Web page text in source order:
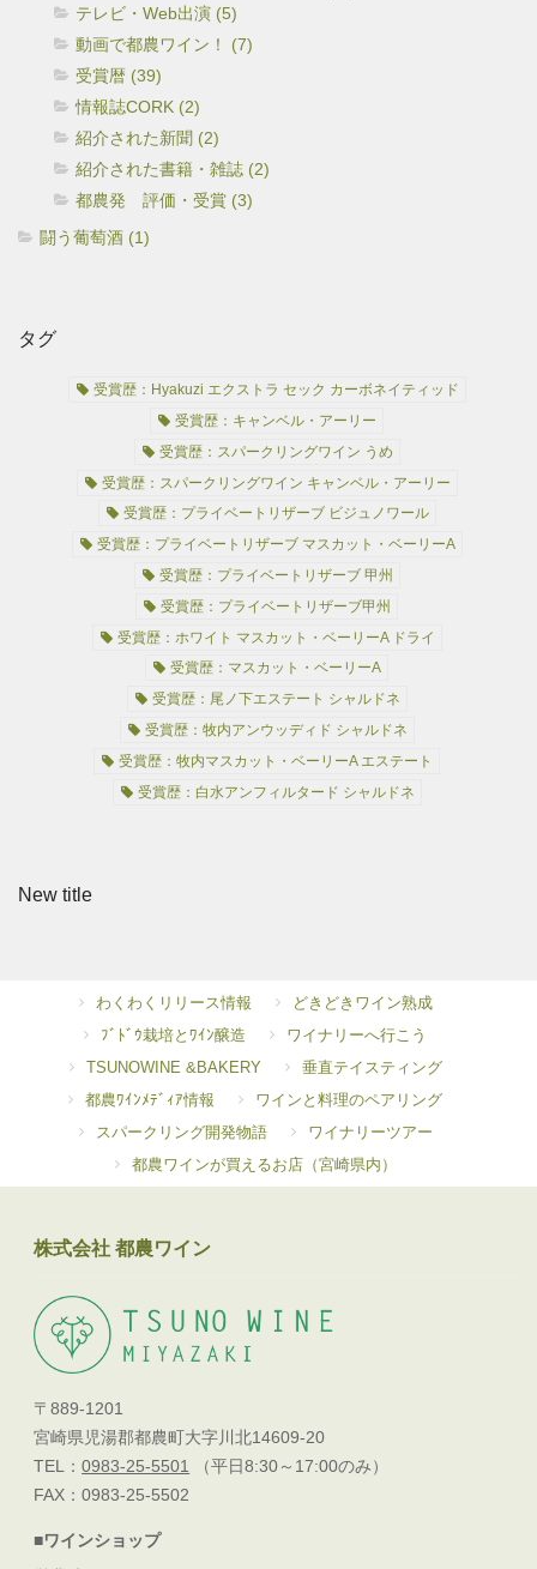
テレビ・Web出演 (5)
動画で都農ワイン！ (7)
受賞暦 (39)
情報誌CORK (2)
紹介された新聞 (2)
紹介された書籍・雑誌 (2)
都農発 評価・受賞 (3)
闘う葡萄酒 (1)
タグ
受賞歴：Hyakuzi エクストラ セック カーボネイティッド
受賞歴：キャンベル・アーリー
受賞歴：スパークリングワイン うめ
受賞歴：スパークリングワイン キャンベル・アーリー
受賞歴：プライベートリザーブ ビジュノワール
受賞歴：プライベートリザーブ マスカット・ベーリーA
受賞歴：プライベートリザーブ 甲州
受賞歴：プライベートリザーブ甲州
受賞歴：ホワイト マスカット・ベーリーA ドライ
受賞歴：マスカット・ベーリーA
受賞歴：尾ノ下エステート シャルドネ
受賞歴：牧内アンウッディド シャルドネ
受賞歴：牧内マスカット・ベーリーA エステート
受賞歴：白水アンフィルタード シャルドネ
New title
わくわくリリース情報
どきどきワイン熟成
ﾌﾞﾄﾞｳ栽培とﾜｲﾝ醸造
ワイナリーへ行こう
TSUNOWINE &BAKERY
垂直テイスティング
都農ﾜｲﾝﾒﾃﾞｨｱ情報
ワインと料理のペアリング
スパークリング開発物語
ワイナリーツアー
都農ワインが買えるお店（宮崎県内）
株式会社 都農ワイン
〒889-1201
宮崎県児湯郡都農町大字川北14609-20
TEL：0983-25-5501
（平日8:30～17:00のみ）
FAX：0983-25-5502
■ワインショップ